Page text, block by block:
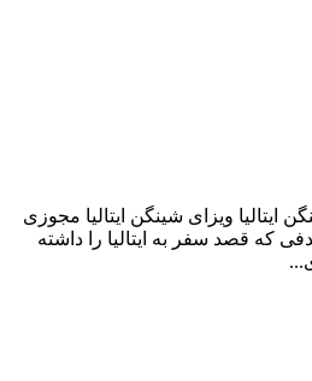
ویزای شینگن ایتالیا مجوزی
که قصد سفر به ایتالیا را داشته